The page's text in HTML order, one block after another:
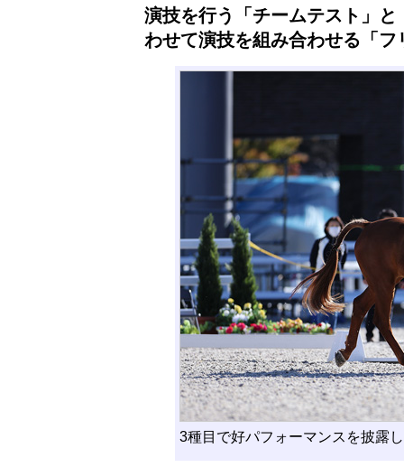
演技を行う「チームテスト」
わせて演技を組み合わせる「
3種目で好パフォーマンスを披露